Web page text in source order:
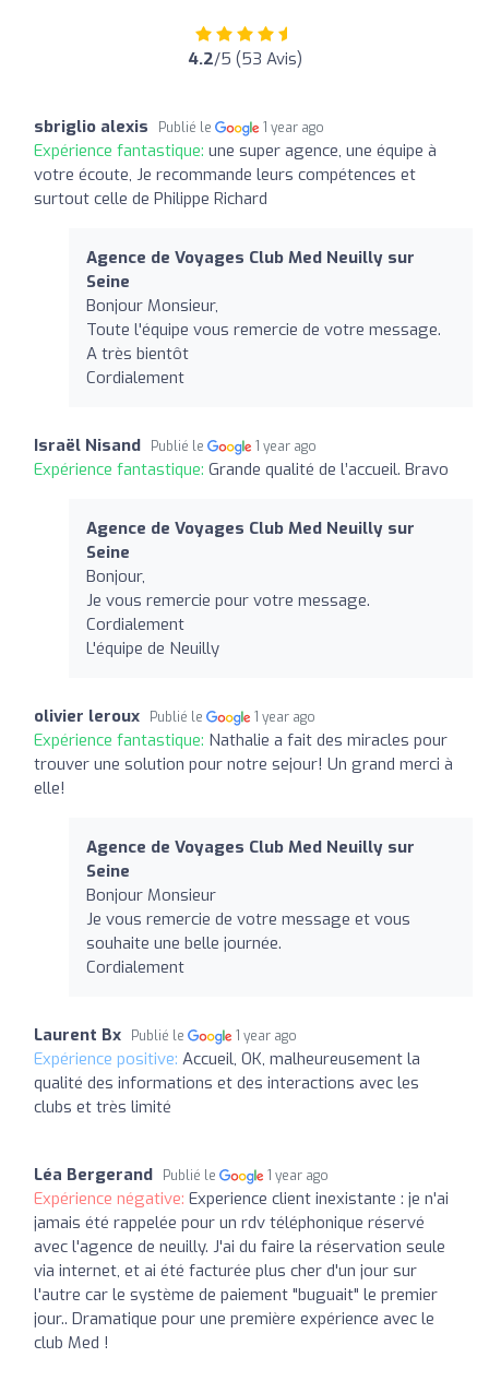
4.2/5 (53 Avis)
sbriglio alexis Publié le 1 year ago
Expérience fantastique: une super agence, une équipe à
votre écoute, Je recommande leurs compétences et
surtout celle de Philippe Richard
Agence de Voyages Club Med Neuilly sur
Seine
Bonjour Monsieur,
Toute l'équipe vous remercie de votre message.
A très bientôt
Cordialement
Israël Nisand Publié le 1 year ago
Expérience fantastique: Grande qualité de l’accueil. Bravo
Agence de Voyages Club Med Neuilly sur
Seine
Bonjour,
Je vous remercie pour votre message.
Cordialement
L'équipe de Neuilly
olivier leroux Publié le 1 year ago
Expérience fantastique: Nathalie a fait des miracles pour
trouver une solution pour notre sejour! Un grand merci à
elle!
Agence de Voyages Club Med Neuilly sur
Seine
Bonjour Monsieur
Je vous remercie de votre message et vous
souhaite une belle journée.
Cordialement
Laurent Bx Publié le 1 year ago
Expérience positive: Accueil, OK, malheureusement la
qualité des informations et des interactions avec les
clubs et très limité
Léa Bergerand Publié le 1 year ago
Expérience négative: Experience client inexistante : je n'ai
jamais été rappelée pour un rdv téléphonique réservé
avec l'agence de neuilly. J'ai du faire la réservation seule
via internet, et ai été facturée plus cher d'un jour sur
l'autre car le système de paiement "buguait" le premier
jour.. Dramatique pour une première expérience avec le
club Med !